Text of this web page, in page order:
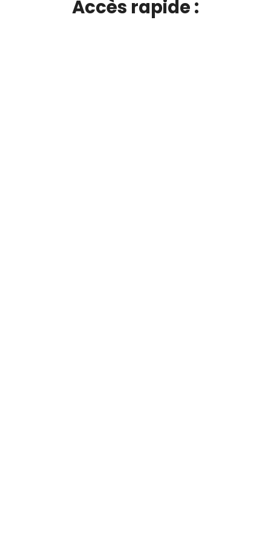
Accès rapide :